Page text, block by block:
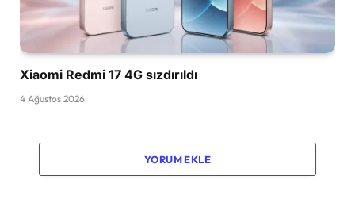
Xiaomi Redmi 17 4G sızdırıldı
4 Ağustos 2026
YORUM EKLE